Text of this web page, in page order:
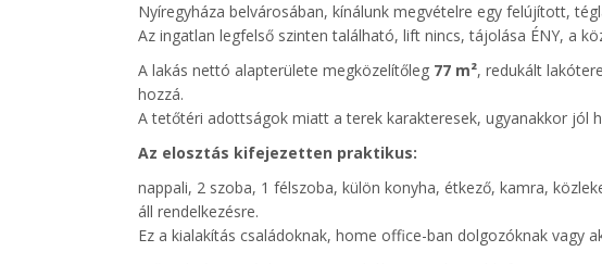
Nyíregyháza belvárosában, kínálunk megvételre egy felújított,
Az ingatlan legfelső szinten található, lift nincs, tájolása ÉNY, a
A lakás nettó alapterülete megközelítőleg 77 m², redukált lakótere
hozzá.
A tetőtéri adottságok miatt a terek karakteresek, ugyanakkor jól
Az elosztás kifejezetten praktikus:
nappali, 2 szoba, 1 félszoba, külön konyha, étkező, kamra,
áll rendelkezésre.
Ez a kialakítás családoknak, home office-ban dolgozóknak vagy